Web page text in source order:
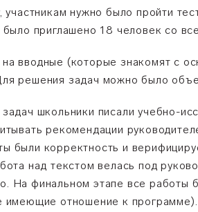
нужно было пройти
приглашено 18 человек со
вводные (которые знакомят с
решения задач можно было
школьники писали учебно-
рекомендации
были корректность и
над текстом велась под
На финальном этапе все
имеющие отношение к